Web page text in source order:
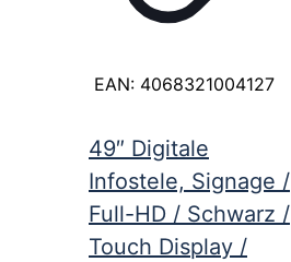
EAN: 4068321004127
49″ Digitale
Infostele, Signage /
Full-HD / Schwarz /
Touch Display /